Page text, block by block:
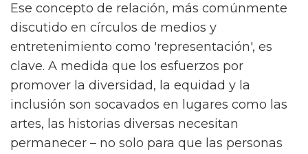
Ese concepto de relación, más comúnmente
discutido en círculos de medios y
entretenimiento como 'representación', es
clave. A medida que los esfuerzos por
promover la diversidad, la equidad y la
inclusión son socavados en lugares como las
artes, las historias diversas necesitan
permanecer – no solo para que las personas